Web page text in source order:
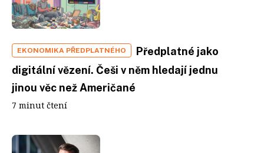
EKONOMIKA PŘEDPLATNÉHO
Předplatné jako
digitální vězení. Češi v něm hledají jednu
jinou věc než Američané
7 minut čtení